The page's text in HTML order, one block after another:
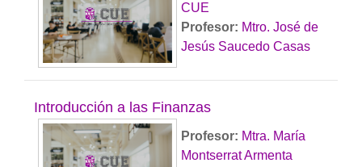
CUE
Profesor: Mtro. José de
Jesús Saucedo Casas
Introducción a las Finanzas
Profesor: Mtra. María
Montserrat Armenta